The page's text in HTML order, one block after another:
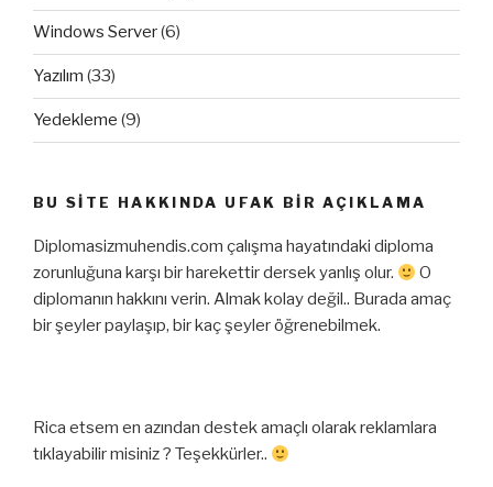
Windows Server(6)
Yazılım (33)
Yedekleme (9)
BU SITE HAKKINDA UFAK BIR AÇIKLAMA
Diplomasizmuhendis.com çalışma hayatındaki diploma
zorunluğuna karşı bir harekettir dersek yanlış olur.
O
diplomanın hakkını verin. Almak kolay değil.. Burada amaç
bir şeyler paylaşıp, bir kaç şeyler öğrenebilmek.
Rica etsem en azından destek amaçlı olarak reklamlara
tıklayabilir misiniz ? Teşekkürler..